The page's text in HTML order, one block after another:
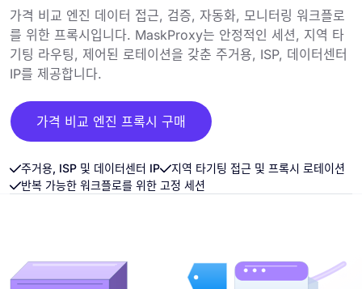
가격 비교 엔진 데이터 접근, 검증, 자동화, 모니터링 워크플로
를 위한 프록시입니다. MaskProxy는 안정적인 세션, 지역 타
기팅 라우팅, 제어된 로테이션을 갖춘 주거용, ISP, 데이터센터
IP를 제공합니다.
가격 비교 엔진 프록시 구매
주거용, ISP 및 데이터센터 IP
지역 타기팅 접근 및 프록시 로테이션
반복 가능한 워크플로를 위한 고정 세션